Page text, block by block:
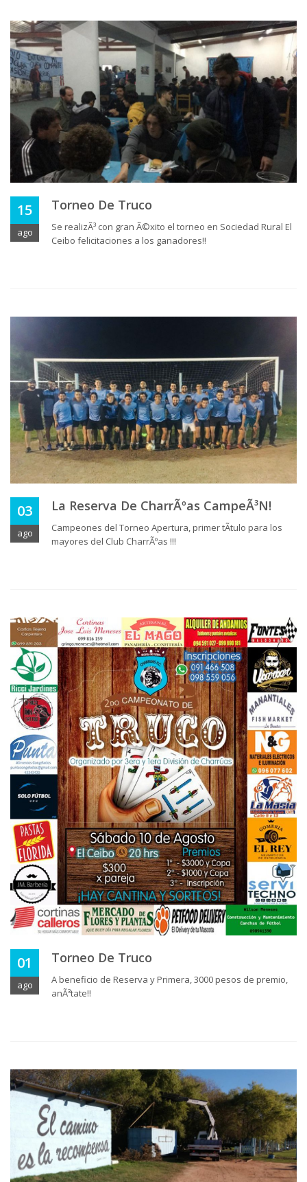
15
ago
Torneo De Truco
Se realizÃ³ con gran Ã©xito el torneo en Sociedad Rural El
Ceibo felicitaciones a los ganadores!!
03
ago
La Reserva De CharrÃºas CampeÃ³n!
Campeones del Torneo Apertura, primer tÃ­tulo para los
mayores del Club CharrÃºas !!!
01
ago
Torneo De Truco
A beneficio de Reserva y Primera, 3000 pesos de premio,
anÃ³tate!!